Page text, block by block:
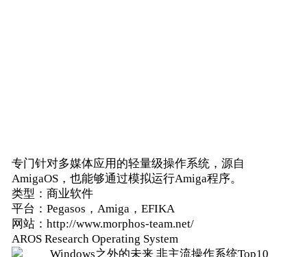
专门针对多媒体应用的轻量级操作系统，源自
AmigaOS，也能够通过模拟运行Amiga程序。
类型：商业软件
平台：Pegasos，Amiga，EFIKA
网站：http://www.morphos-team.net/
AROS Research Operating System